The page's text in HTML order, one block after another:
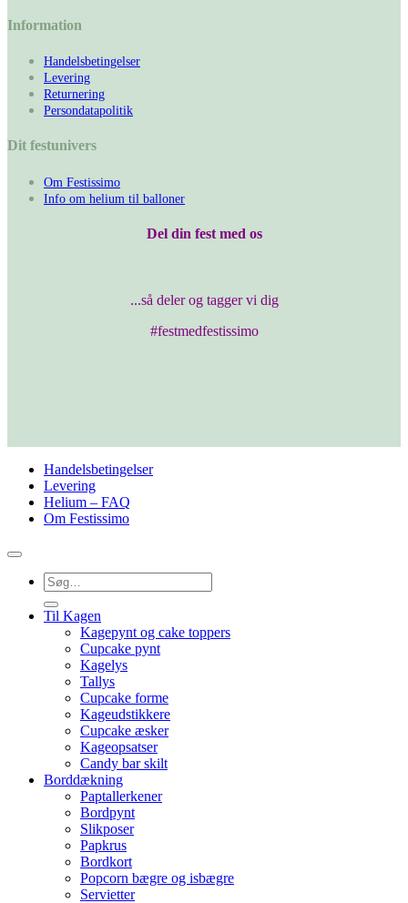
Information
Handelsbetingelser
Levering
Returnering
Persondatapolitik
Dit festunivers
Om Festissimo
Info om helium til balloner
Del din fest med os
...så deler og tagger vi dig
#festmedfestissimo
Handelsbetingelser
Levering
Helium – FAQ
Om Festissimo
Søg
efter:
Til Kagen
Kagepynt og cake toppers
Cupcake pynt
Kagelys
Tallys
Cupcake forme
Kageudstikkere
Cupcake æsker
Kageopsatser
Candy bar skilt
Borddækning
Paptallerkener
Bordpynt
Slikposer
Papkrus
Bordkort
Popcorn bægre og isbægre
Servietter